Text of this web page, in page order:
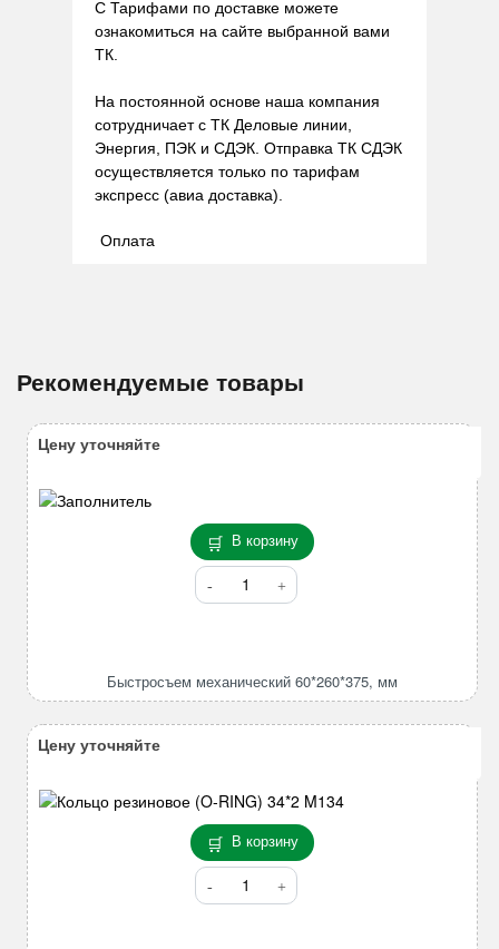
С Тарифами по доставке можете
ознакомиться на сайте выбранной вами
ТК.
На постоянной основе наша компания
сотрудничает с ТК Деловые линии,
Энергия, ПЭК и СДЭК. Отправка ТК СДЭК
осуществляется только по тарифам
экспресс (авиа доставка).
Оплата
Рекомендуемые товары
В корзину
Количество
товара
мм
Быстросъем механический 60*260*375, мм
Цену уточняйте
В корзину
Количество
товара
Цену уточняйте